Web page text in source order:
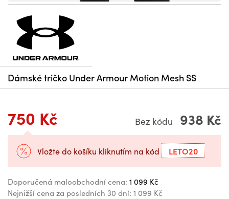
Dámské tričko Under Armour Motion Mesh SS
750 Kč Bez kódu 938 Kč
Vložte do košíku kliknutím na kód LETO20
Doporučená maloobchodní cena: 1 099 Kč
Nejnižší cena za posledních 30 dní: 1 099 Kč